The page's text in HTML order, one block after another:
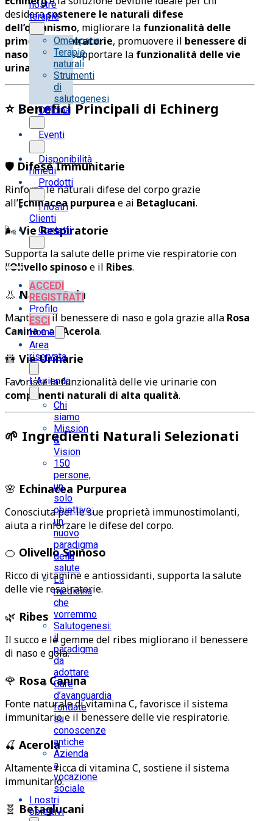
nostre
terapie
Omeopatia
Terapie
naturali
Strumenti
di
salutogenesi
Officina
Eventi
Disponibilità
rimedi
Prodotti
I nostri
Clienti
Contatti
ACCEDI
REGISTRATI
Profilo
ESCI
Home
Area
riservata
L’Azienda
Chi
siamo
Mission
&
Vision
150
persone,
un
solo
obiettivo:
un
nuovo
paradigma
della
salute
La
medicina
che
vorremmo
Salutogenesi:
il
paradigma
da
adottare
Cure
d’avanguardia
fondate
su
conoscenze
antiche
Azienda
a
vocazione
sociale
I nostri
obiettivi
desiderasostenere le naturali difese
dell’organismo, migliorare la funzionalità delle
prime vie respiratorie, promuovere il benessere di
naso e golae supportare la funzionalità delle vie
urinarie
⭐ Benefici Principali di Echinerg
🛡️ Difese Immunitarie
Rinforza le naturali difese del corpo grazie
all’Echinacea purpurea e ai Betaglucani.
🌬️Vie Respiratorie
Supporta la salute delle prime vie respiratorie con
l’Olivello spinosoe il Ribes.
👃 Naso e Gola
Mantiene il benessere di naso e gola grazie alla Rosa
Caninae all’Acerola.
🚻 Vie Urinarie
Favorisce la funzionalità delle vie urinarie con
componenti naturali di alta qualità.
🌱 Ingredienti Naturali Selezionati
🌸 Echinacea Purpurea
Conosciuta per le sue proprietà immunostimolanti,
aiuta a rinforzare le difese del corpo.
🍊 Olivello Spinoso
Ricco di vitamine e antiossidanti, supporta la salute
delle vie respiratorie.
🌿 Ribes
Il succo e le gemme del ribes migliorano il benessere
di naso e gola.
🌹 Rosa Canina
Fonte naturale di vitamina C, favorisce il sistema
immunitario e il benessere delle vie respiratorie.
🍒 Acerola
Altamente ricca di vitamina C, sostiene il sistema
immunitario.
🧬 Betaglucani